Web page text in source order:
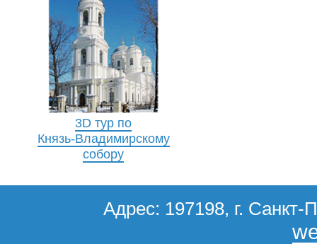
3D тур по
Князь-Владимирскому
собору
Адрес: 197198, г. Санкт-